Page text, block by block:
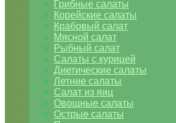
Грибные салаты
Корейские салаты
Крабовый салат
Мясной салат
Рыбный салат
Салаты с курицей
Диетические салаты
Летние салаты
Салат из яиц
Овощные салаты
Острые салаты